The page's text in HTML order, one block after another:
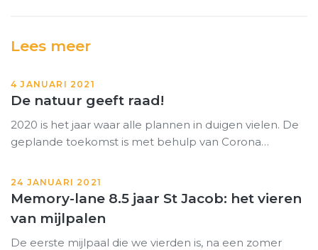
Lees meer
4 JANUARI 2021
De natuur geeft raad!
2020 is het jaar waar alle plannen in duigen vielen. De
geplande toekomst is met behulp van Corona…
24 JANUARI 2021
Memory-lane 8.5 jaar St Jacob: het vieren
van mijlpalen
De eerste mijlpaal die we vierden is, na een zomer